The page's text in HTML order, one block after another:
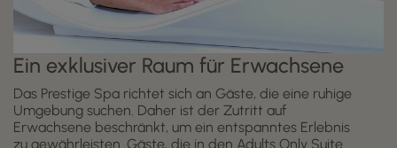
Ein exklusiver Raum für Erwachsene
Das Prestige Spa richtet sich an Gäste, die eine ruhige
Umgebung suchen. Daher ist der Zutritt auf
Erwachsene beschränkt, um ein entspanntes Erlebnis
zu gewährleisten. Gäste, die in den Adults Only Suite